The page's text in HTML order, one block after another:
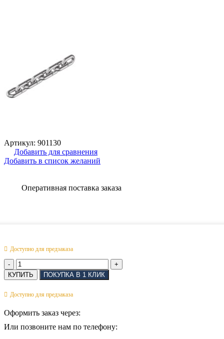
Артикул: 901130
Добавить для сравнения
Добавить в список желаний
Оперативная поставка заказа
Доступно для предзаказа
Количество
товара
Цепь
короткозвенная
766
А4
КУПИТЬ ПОКУПКА В 1 КЛИК
Доступно для предзаказа
Оформить заказ через:
Или позвоните нам по телефону: